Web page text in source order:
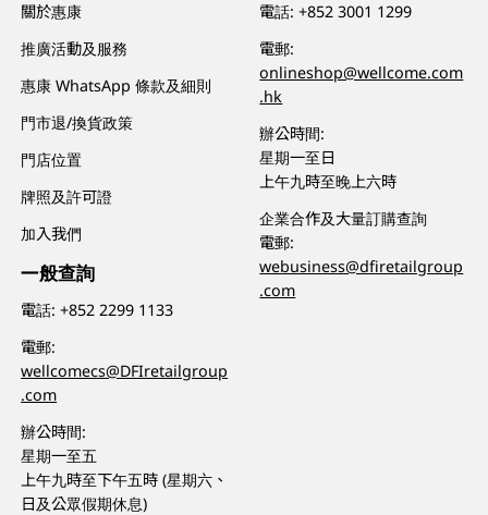
關於惠康
推廣活動及服務
惠康 WhatsApp 條款及細則
門市退/換貨政策
門店位置
牌照及許可證
加入我們
一般查詢
電話:+852 2299 1133
電郵:
wellcomecs@DFIretailgroup
.com
辦公時間:
星期一至五
上午九時至下午五時 (星期六、
日及公眾假期休息)
電話:+852 3001 1299
電郵:
onlineshop@wellcome.com
.hk
辦公時間:
星期一至日
上午九時至晚上六時
企業合作及大量訂購查詢
電郵:
webusiness@dfiretailgroup
.com